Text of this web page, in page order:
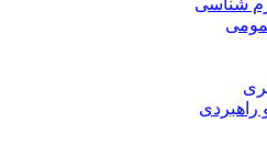
راهبردی